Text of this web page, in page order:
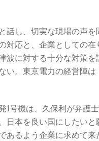
話し、切実な現場の声
対応と、企業としての
波に対する十分な対策
い。東京電力の経営陣は
1号機は、久保利が弁護
日本を良い国にしたい
あるよう企業に求めて